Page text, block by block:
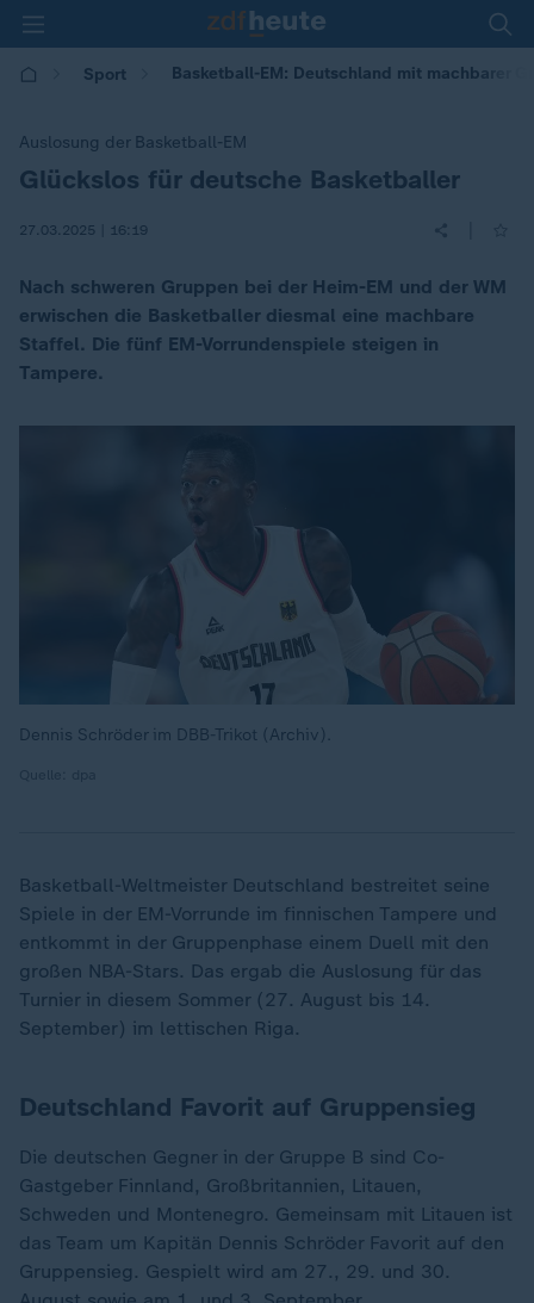
Sport Basketball-EM: Deutschland mit machbarer
Auslosung der Basketball-EM
:
Glückslos für deutsche Basketballer
27.03.2025 | 16:19
Nach schweren Gruppen bei der Heim-EM und der WM
erwischen die Basketballer diesmal eine machbare
Staffel. Die fünf EM-Vorrundenspiele steigen in
Tampere.
Dennis Schröder im DBB-Trikot (Archiv).
Basketball-Weltmeister Deutschland bestreitet seine
Spiele in der EM-Vorrunde im finnischen Tampere und
entkommt in der Gruppenphase einem Duell mit den
großen NBA-Stars. Das ergab die Auslosung für das
Turnier in diesem Sommer (27. August bis 14.
September) im lettischen Riga.
Deutschland Favorit auf Gruppensieg
Die deutschen Gegner in der Gruppe B sind Co-
Gastgeber Finnland, Großbritannien, Litauen,
Schweden und Montenegro. Gemeinsam mit Litauen ist
das Team um Kapitän Dennis Schröder Favorit auf den
Gruppensieg. Gespielt wird am 27., 29. und 30.